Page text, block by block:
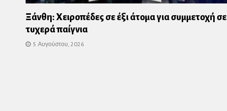
Ξάνθη: Χειροπέδες σε έξι άτομα για συμμετοχή σε
τυχερά παίγνια
5 Αυγούστου, 2026